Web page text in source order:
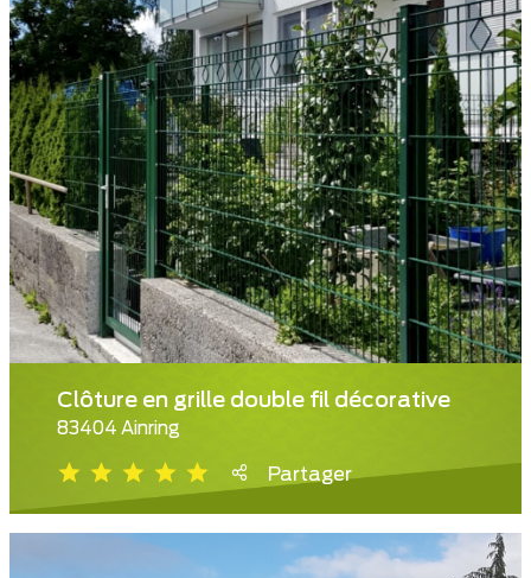
Clôture en grille double fil décorative
83404 Ainring
Partager